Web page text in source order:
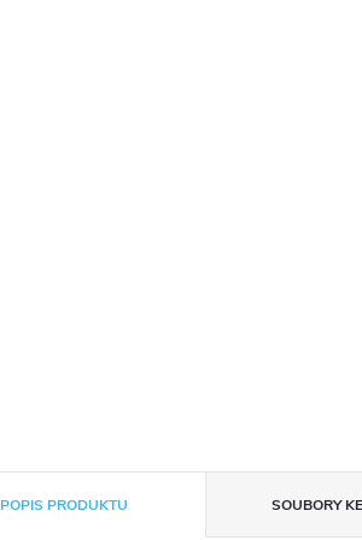
POPIS PRODUKTU SOUBORY